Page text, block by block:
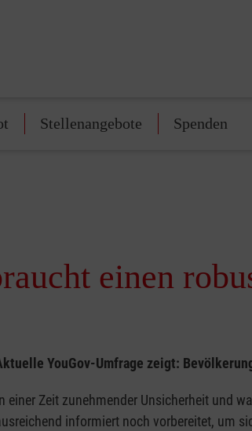
Stellenangebote Spenden
einen
YouGov-Umfrage zeigt:
einer Zeit zunehmender Unsicherheit und
informiert noch vorbereitet, um